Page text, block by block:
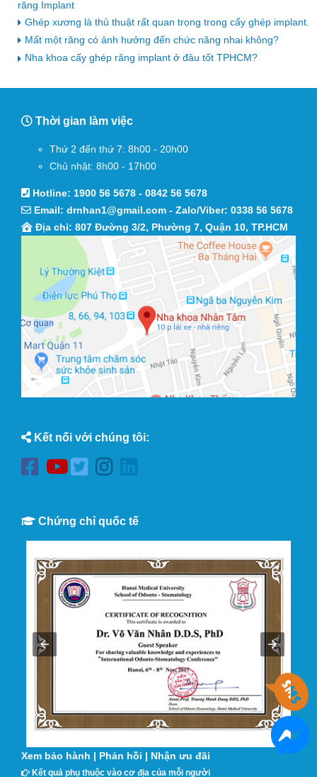
răng Implant
Ghép xương là thủ thuật rất quan trọng trong cấy ghép implant.
Mất một răng có ảnh hưởng đến chức năng nhai không?
Nha khoa cấy ghép răng implant ở đâu tốt TPHCM?
Thời gian làm việc
Thứ 2 đến thứ 7: 8h00 - 20h00
Chủ nhật: 8h00 - 17h00
Hotline: 1900 56 5678 - 0842 56 5678
Email: drnhan1@gmail.com - Zalo/Viber: 0338 56 5678
Địa chỉ: 807 Đường 3/2, Phường 7, Quận 10, TP.HCM
Kết nối với chúng tôi:
Chứng chỉ quốc tế
Xem bảo hành | Phản hồi | Nhận ưu đãi
Kết quả phụ thuộc vào cơ địa của mỗi người